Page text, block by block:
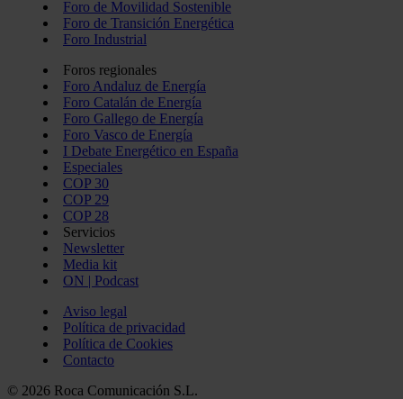
Foro de Movilidad Sostenible
Foro de Transición Energética
Foro Industrial
Foros regionales
Foro Andaluz de Energía
Foro Catalán de Energía
Foro Gallego de Energía
Foro Vasco de Energía
I Debate Energético en España
Especiales
COP 30
COP 29
COP 28
Servicios
Newsletter
Media kit
ON | Podcast
Aviso legal
Política de privacidad
Política de Cookies
Contacto
© 2026 Roca Comunicación S.L.